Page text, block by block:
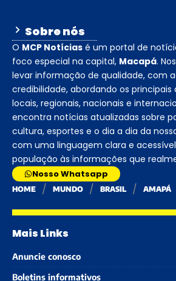
Sobre nós
O MCP Notícias é um portal de
foco especial na capital, Macapá.
levar informação de qualidade, com
credibilidade, abordando os
locais, regionais, nacionais e
encontra notícias atualizadas sobre
cultura, esportes e o dia a dia da
com uma linguagem clara e
população às informações que
Nosso Whatsapp
HOME MUNDO BRASIL AMAPÁ
Mais Links
Anuncie conosco
Boletins informativos